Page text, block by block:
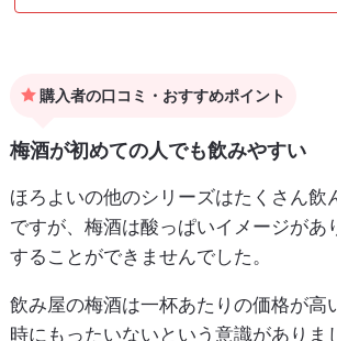
購入者の口コミ・おすすめポイント
梅酒が初めての人でも飲みやすい
ほろよいの他のシリーズはたくさん飲
ですが、梅酒は酸っぱいイメージがあ
することができませんでした。
飲み屋の梅酒は一杯あたりの価格が高
時にもったいないという意識がありま